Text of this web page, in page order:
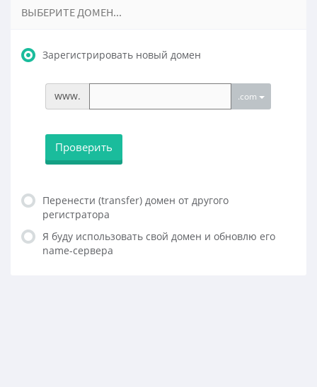
ВЫБЕРИТЕ ДОМЕН...
Зарегистрировать новый домен
www. .com
Проверить
Перенести (transfer) домен от другого
регистратора
Я буду использовать свой домен и обновлю его
name-сервера